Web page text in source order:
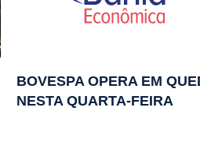
BOVESPA OPERA EM
NESTA QUARTA-FEIRA